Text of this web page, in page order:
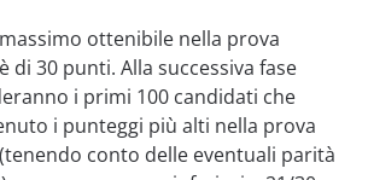
ottenibile nella prova
di 30 punti. Alla successiva fase
i primi 100 candidati che
i punteggi più alti nella prova
conto delle eventuali parità